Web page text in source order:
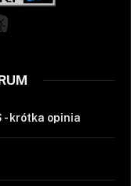
- krótka opinia